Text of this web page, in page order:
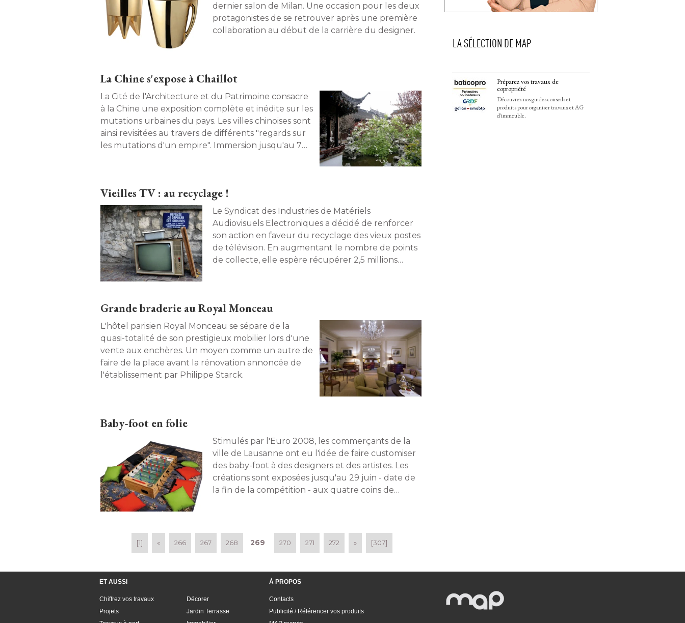
dernier salon de Milan. Une occasion pour les deux
protagonistes de se retrouver après une première
collaboration au début de la carrière du designer.
La Chine s'expose à Chaillot
La Cité de l'Architecture et du Patrimoine consacre
à la Chine une exposition complète et inédite sur les
mutations urbaines du pays. Les villes chinoises sont
ainsi revisitées au travers de différents "regards sur
les mutations d'un empire". Immersion jusqu'au 7
Vieilles TV : au recyclage !
Le Syndicat des Industries de Matériels
Audiovisuels Electroniques a décidé de renforcer
son action en faveur du recyclage des vieux postes
de télévision. En augmentant le nombre de points
de collecte, elle espère récupérer 2,5 millions
Grande braderie au Royal Monceau
L'hôtel parisien Royal Monceau se sépare de la
quasi-totalité de son prestigieux mobilier lors d'une
vente aux enchères. Un moyen comme un autre de
faire de la place avant la rénovation annoncée de
l'établissement par Philippe Starck.
Baby-foot en folie
Stimulés par l'Euro 2008, les commerçants de la
ville de Lausanne ont eu l'idée de faire customiser
des baby-foot à des designers et des artistes. Les
créations sont exposées jusqu'au 29 juin - date de
la fin de la compétition - aux quatre coins de
[1] « 266 267 268 269 270 271 272 » [307]
LA SÉLECTION DE MAP
Préparez vos travaux de
copropriété
Découvrez nos guides conseils et
produits pour organiser travaux et AG
d'immeuble.
ET AUSSI
Chiffrez vos travaux
Projets
Décorer
Jardin Terrasse
À PROPOS
Contacts
Publicité / Référencer vos produits